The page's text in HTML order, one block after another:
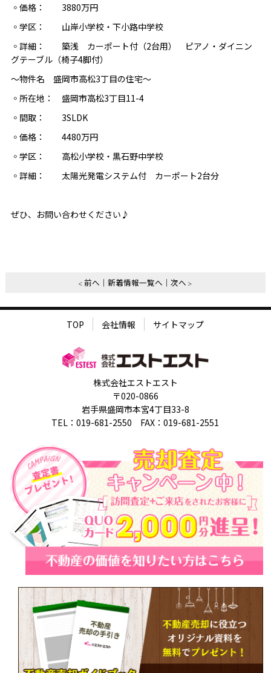
◦価格： 3880万円
◦学区： 山岸小学校・下小路中学校
◦詳細： 築浅 カーポート付（2台用） ピアノ・ダイニン
グテーブル（椅子4脚付）
～物件名 盛岡市高松3丁目の住宅～
◦所在地： 盛岡市高松3丁目11-4
◦間取： 3SLDK
◦価格： 4480万円
◦学区： 高松小学校・黒石野中学校
◦詳細： 太陽光発電システム付 カーポート2台分
ぜひ、お問い合わせください♪
前へ 新着情報一覧へ 次へ
TOP 会社情報 サイトマップ
株式会社エストエスト
〒020-0866
岩手県盛岡市本宮4丁目33-8
TEL：019-681-2550 FAX：019-681-2551